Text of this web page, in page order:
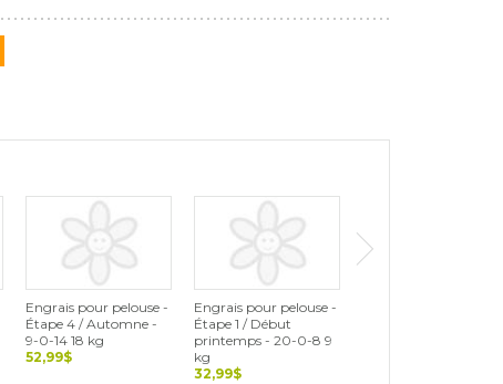
Engrais pour pelouse -
Étape 4 / Automne -
9-0-14 18 kg
52,99$
Engrais pour pelouse -
Étape 1 / Début
printemps - 20-0-8 9
kg
32,99$